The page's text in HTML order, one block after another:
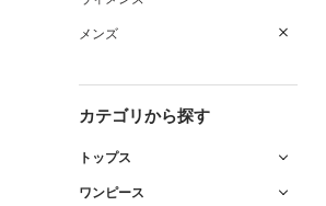
メンズ
カテゴリから探す
トップス
ワンピース